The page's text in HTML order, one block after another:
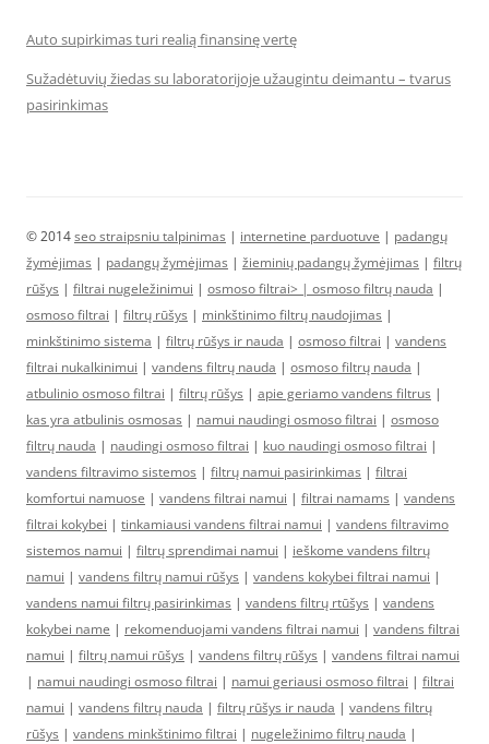
Auto supirkimas turi realią finansinę vertę
Sužadėtuvių žiedas su laboratorijoje užaugintu deimantu – tvarus
pasirinkimas
© 2014seo straipsniu talpinimas | internetine parduotuve | padangų
žymėjimas | padangų žymėjimas | žieminių padangų žymėjimas | filtrų
rūšys | filtrai nugeležinimui | osmoso filtrai> | osmoso filtrų nauda |
osmoso filtrai | filtrų rūšys | minkštinimo filtrų naudojimas |
minkštinimo sistema | filtrų rūšys ir nauda | osmoso filtrai | vandens
filtrai nukalkinimui | vandens filtrų nauda | osmoso filtrų nauda |
atbulinio osmoso filtrai | filtrų rūšys | apie geriamo vandens filtrus |
kas yra atbulinis osmosas | namui naudingi osmoso filtrai | osmoso
filtrų nauda | naudingi osmoso filtrai | kuo naudingi osmoso filtrai |
vandens filtravimo sistemos | filtrų namui pasirinkimas | filtrai
komfortui namuose | vandens filtrai namui | filtrai namams | vandens
filtrai kokybei | tinkamiausi vandens filtrai namui | vandens filtravimo
sistemos namui | filtrų sprendimai namui | ieškome vandens filtrų
namui | vandens filtrų namui rūšys | vandens kokybei filtrai namui |
vandens namui filtrų pasirinkimas | vandens filtrų rtūšys | vandens
kokybei name | rekomenduojami vandens filtrai namui | vandens filtrai
namui | filtrų namui rūšys | vandens filtrų rūšys | vandens filtrai namui
| namui naudingi osmoso filtrai | namui geriausi osmoso filtrai | filtrai
namui | vandens filtrų nauda | filtrų rūšys ir nauda | vandens filtrų
rūšys | vandens minkštinimo filtrai | nugeležinimo filtrų nauda |